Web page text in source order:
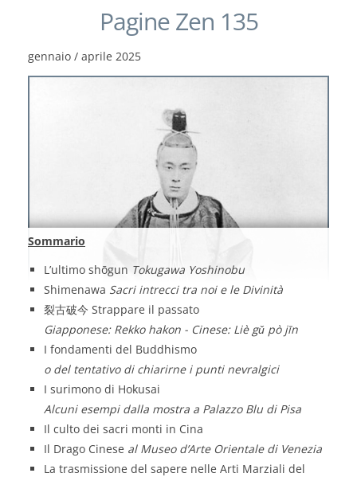
Pagine Zen 135
gennaio / aprile 2025
Sommario
L’ultimo shōgun Tokugawa Yoshinobu
Shimenawa Sacri intrecci tra noi e le Divinità
裂古破今 Strappare il passato
Giapponese: Rekko hakon - Cinese: Liè gǔ pò jīn
I fondamenti del Buddhismo
o del tentativo di chiarirne i punti nevralgici
I surimono di Hokusai
Alcuni esempi dalla mostra a Palazzo Blu di Pisa
Il culto dei sacri monti in Cina
Il Drago Cinese al Museo d’Arte Orientale di Venezia
La trasmissione del sapere nelle Arti Marziali del